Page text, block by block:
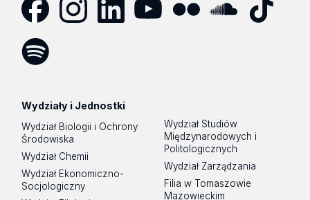
Wydziały i Jednostki
Wydział Biologii i Ochrony
Środowiska
Wydział Chemii
Wydział Ekonomiczno-
Socjologiczny
Wydział Studiów
Międzynarodowych i
Politologicznych
Wydział Zarządzania
Filia w Tomaszowie
Mazowieckim